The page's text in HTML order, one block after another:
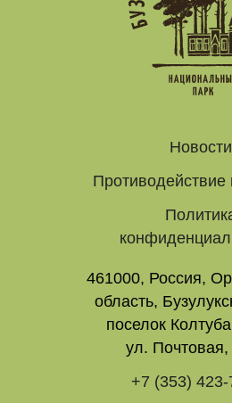
Новости
Противодействие
+7 (353) 423-
461000, Россия,
область,
поселок
ул.